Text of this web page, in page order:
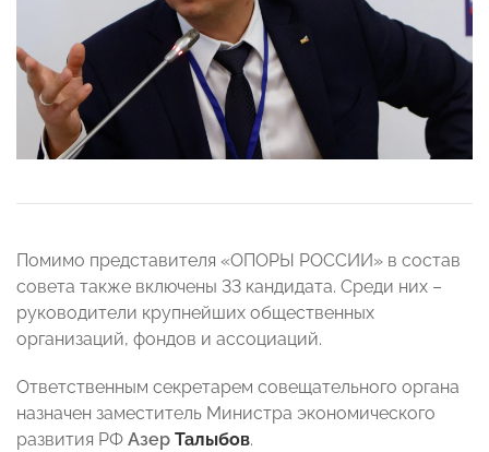
Помимо представителя «ОПОРЫ РОССИИ» в состав
совета также включены 33 кандидата. Среди них –
руководители крупнейших общественных
организаций, фондов и ассоциаций.
Ответственным секретарем совещательного органа
назначен заместитель Министра экономического
развития РФ Азер Талыбов.